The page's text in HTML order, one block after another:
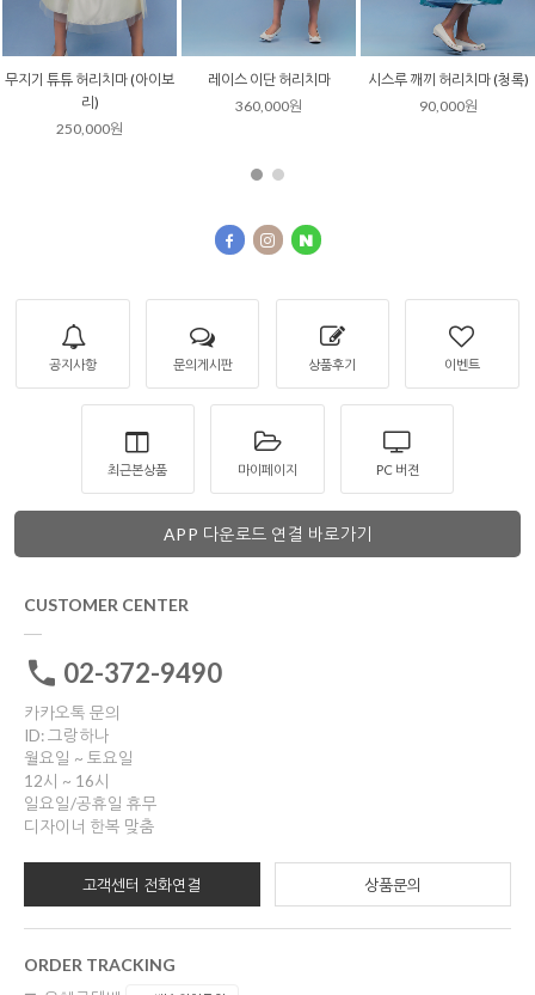
레이스 이단 허리치마
360,000원
시스루 깨끼 허리치마 (청록)
90,000원
시스루 깨끼 중저고리
200,000원
공지사항 문의게시판 상품후기 이벤트
최근본상품 마이페이지 PC 버젼
APP 다운로드 연결 바로가기
CUSTOMER CENTER
02-372-9490
카카오톡 문의
ID: 그랑하나
월요일 ~ 토요일
12시 ~ 16시
일요일/공휴일 휴무
디자이너 한복 맞춤
고객센터 전화연결 상품문의
ORDER TRACKING